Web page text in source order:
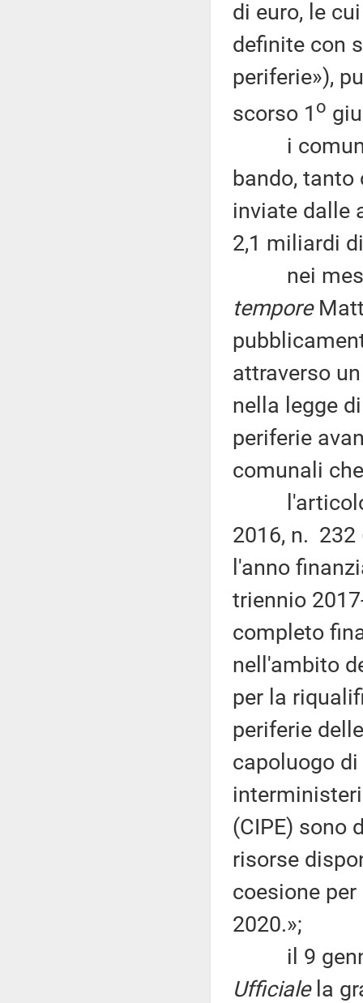
di euro, le
definite con
periferie»),
scorso 1 o
i comuni
bando, tanto
inviate dalle
2,1 miliardi
nei mesi
tempore
attraverso
nella legge
periferie
comunali
l'articolo
2016, n.
l'anno
triennio
completo
nell'ambito
per la
periferie
capoluogo
(CIPE) sono
risorse
coesione
2020.»;
il 9
Ufficialela